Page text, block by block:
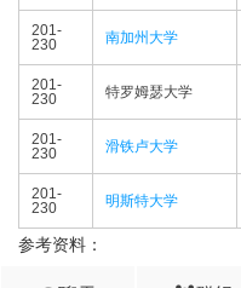
201-
230
南加州大学
201-
230
特罗姆瑟大学
201-
230
滑铁卢大学
201-
230
明斯特大学
参考资料：